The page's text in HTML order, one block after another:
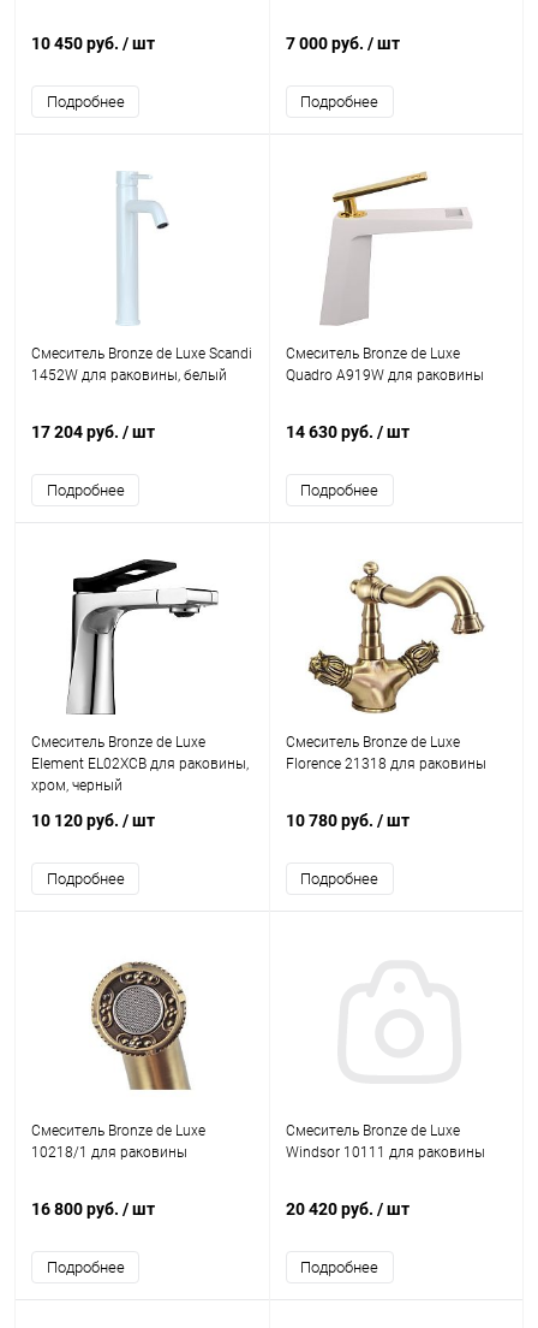
10 450 руб. / шт
Подробнее
7 000 руб. / шт
Подробнее
Смеситель Bronze de Luxe Scandi
1452W для раковины, белый
17 204 руб. / шт
Подробнее
Смеситель Bronze de Luxe
Quadro A919W для раковины
14 630 руб. / шт
Подробнее
Смеситель Bronze de Luxe
Element EL02XCB для раковины,
хром, черный
10 120 руб. / шт
Подробнее
Смеситель Bronze de Luxe
Florence 21318 для раковины
10 780 руб. / шт
Подробнее
Смеситель Bronze de Luxe
10218/1 для раковины
16 800 руб. / шт
Подробнее
Смеситель Bronze de Luxe
Windsor 10111 для раковины
20 420 руб. / шт
Подробнее